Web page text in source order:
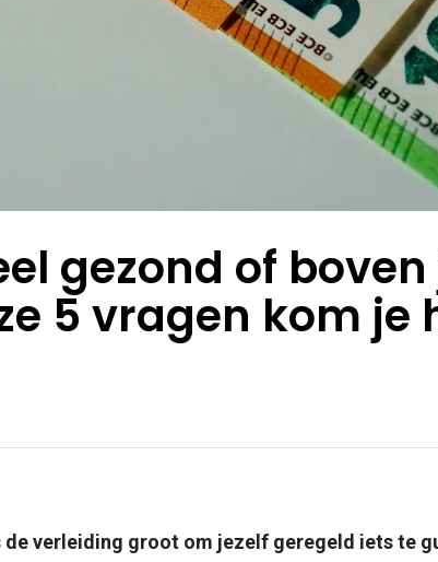
gezond of boven
5 vragen kom je
verleiding groot om jezelf geregeld iets te